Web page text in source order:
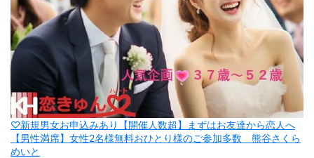
♡新規男女お申込みあり【開催人数超】まずはお友達から恋人へ
【男性満席】女性2名様無料おひとり様のご参加多数 熊谷さくら
めいと